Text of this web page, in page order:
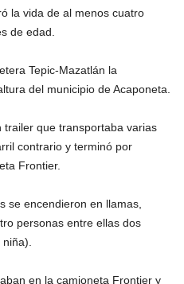
la vida de al menos cuatro
de edad.
Tepic-Mazatlán la
del municipio de Acaponeta.
que transportaba varias
contrario y terminó por
Frontier.
se encendieron en llamas,
personas entre ellas dos
en la camioneta Frontier y